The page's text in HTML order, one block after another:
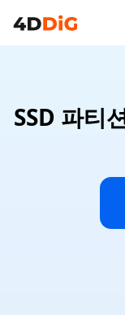
SSD 파티